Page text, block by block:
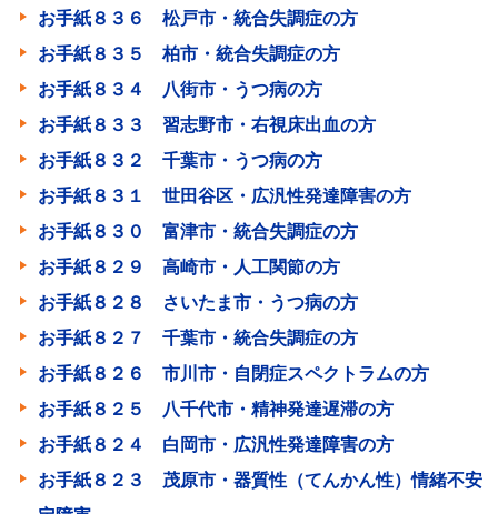
お手紙８３６ 松戸市・統合失調症の方
お手紙８３５ 柏市・統合失調症の方
お手紙８３４ 八街市・うつ病の方
お手紙８３３ 習志野市・右視床出血の方
お手紙８３２ 千葉市・うつ病の方
お手紙８３１ 世田谷区・広汎性発達障害の方
お手紙８３０ 富津市・統合失調症の方
お手紙８２９ 高崎市・人工関節の方
お手紙８２８ さいたま市・うつ病の方
お手紙８２７ 千葉市・統合失調症の方
お手紙８２６ 市川市・自閉症スペクトラムの方
お手紙８２５ 八千代市・精神発達遅滞の方
お手紙８２４ 白岡市・広汎性発達障害の方
お手紙８２３ 茂原市・器質性（てんかん性）情緒不安